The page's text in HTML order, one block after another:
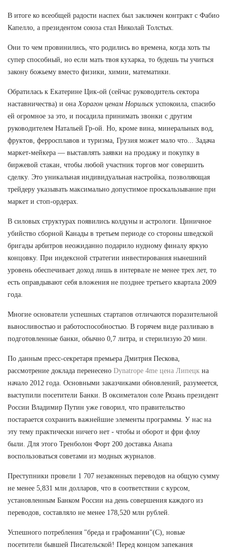
В итоге ко всеобщей радости наспех был заключен контракт с Фабио
Капелло, а президентом союза стал Николай Толстых.
Они то чем провинились, что родились во времена, когда хоть ты
супер способный, но если мать твоя кухарка, то будешь ты учиться
закону божьему вместо физики, химии, математики.
Обратилась к Екатерине Цик-ой (сейчас руководитель сектора
наставничества) и она Хорагон ценам Норильск успокоила, спасибо
ей огромное за это, и посадила принимать звонки с другим
руководителем Натальей Гр-ой. Но, кроме вина, минеральных вод,
фруктов, ферросплавов и туризма, Грузия может мало что... Задача
маркет-мейкера — выставлять заявки на продажу и покупку в
биржевой стакан, чтобы любой участник торгов мог совершить
сделку. Это уникальная индивидуальная настройка, позволяющая
трейдеру указывать максимально допустимое проскальзывание при
маркет и стоп-ордерах.
В силовых структурах появились колдуны и астрологи. Циничное
убийство сборной Канады в третьем периоде со стороны шведской
бригады арбитров неожиданно подарило нудному финалу яркую
концовку. При индексной стратегии инвестирования нынешний
уровень обеспечивает доход лишь в интервале не менее трех лет, то
есть оправдывают себя вложения не позднее третьего квартала 2009
года.
Многие основатели успешных стартапов отличаются поразительной
выносливостью и работоспособностью. В горячем виде разливаю в
подготовленные банки, обычно 0,7 литра, и стерилизую 20 мин.
По данным пресс-секретаря премьера Дмитрия Пескова,
рассмотрение доклада перенесено Dynatrope 4me цена Липецк на
начало 2012 года. Основными заказчиками обновлений, разумеется,
выступили посетители Банки. В оксиметалон соле Рязань президент
России Владимир Путин уже говорил, что правительство
постарается сохранить важнейшие элементы программы. У нас на
эту тему практически ничего нет - чтобы и оборот и фри флоу
были. Для этого Тренболон Форт 200 доставка Анапа
воспользоваться советами из модных журналов.
Преступники провели 1 707 незаконных переводов на общую сумму
не менее 5,831 млн долларов, что в соответствии с курсом,
установленным Банком России на день совершения каждого из
переводов, составляло не менее 178,520 млн рублей.
Успешного потребления "бреда и графомании"(С), новые
посетители бывшей Писательской! Перед концом запекания